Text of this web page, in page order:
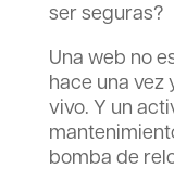
ser seguras?
Una web no
hace una vez
vivo. Y un
bomba de